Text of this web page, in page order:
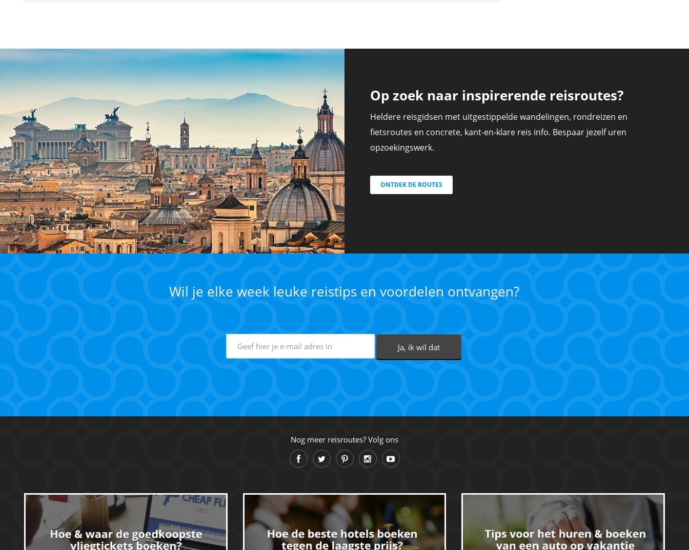
Op zoek naar inspirerende reisroutes?
Heldere reisgidsen met uitgestippelde wandelingen, rondreizen en
fietsroutes en concrete, kant-en-klare reis info. Bespaar jezelf uren
opzoekingswerk.
ONTDEK DE ROUTES
Wil je elke week leuke reistips en voordelen ontvangen?
Nog meer reisroutes? Volg ons